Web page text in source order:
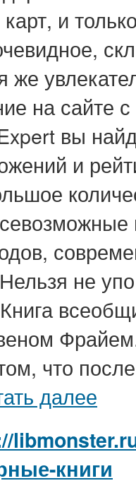
и
же
на сайте
вы
и
не
что
далее
книги